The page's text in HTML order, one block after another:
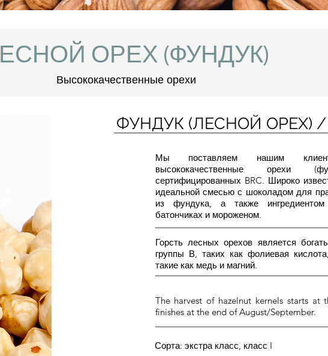
ОРЕХ (ФУНДУК)
Высококачественные орехи
ФУНДУК (ЛЕСНОЙ ОРЕХ) /
Мы поставляем нашим
высококачественные орехи
сертифицированных BRC. Широко
идеальной смесью с шоколадом для
из фундука, а также
батончиках и мороженом.
Горсть лесных орехов является
группы В, таких как фолиевая
такие как медь и магний.
The harvest of hazelnut kernels starts at
finishes at the end of August/September.
Сорта: экстра класс, класс I